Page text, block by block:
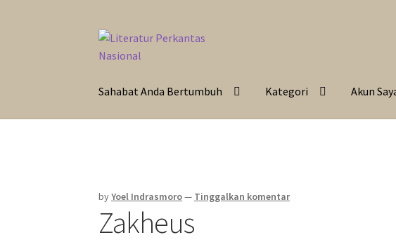
Skip
to
Langsung
ke
Sahabat Anda Bertumbuh
Kategori Akun
byYoel Indrasmoro— Tinggalkan komentar
Zakheus